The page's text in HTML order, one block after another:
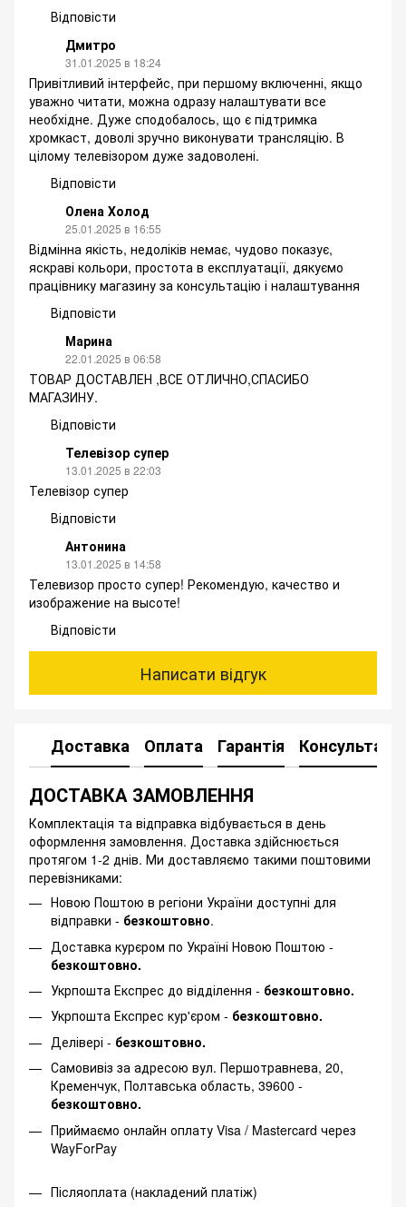
Відповісти
Дмитро
31.01.2025 в 18:24
Привітливий інтерфейс, при першому включенні, якщо
уважно читати, можна одразу налаштувати все
необхідне. Дуже сподобалось, що є підтримка
хромкаст, доволі зручно виконувати трансляцію. В
цілому телевізором дуже задоволені.
Відповісти
Олена Холод
25.01.2025 в 16:55
Відмінна якість, недоліків немає, чудово показує,
яскраві кольори, простота в експлуатації, дякуємо
працівнику магазину за консультацію і налаштування
Відповісти
Марина
22.01.2025 в 06:58
ТОВАР ДОСТАВЛЕН ,ВСЕ ОТЛИЧНО,СПАСИБО
МАГАЗИНУ.
Відповісти
Телевізор супер
13.01.2025 в 22:03
Телевізор супер
Відповісти
Антонина
13.01.2025 в 14:58
Телевизор просто супер! Рекомендую, качество и
изображение на высоте!
Відповісти
Написати відгук
Доставка Оплата Гарантія Консультація
ДОСТАВКА ЗАМОВЛЕННЯ
Комплектація та відправка відбувається в день
оформлення замовлення. Доставка здійснюється
протягом 1-2 днів. Ми доставляємо такими поштовими
перевізниками:
Новою Поштою в регіони України доступні для
відправки - безкоштовно.
Доставка курєром по Україні Новою Поштою -
безкоштовно.
Укрпошта Експрес до відділення - безкоштовно.
Укрпошта Експрес кур'єром - безкоштовно.
Делівері - безкоштовно.
Самовивіз за адресою вул. Першотравнева, 20,
Кременчук, Полтавська область, 39600 -
безкоштовно.
Приймаємо онлайн оплату Visa / Mastercard через
WayForPay
Післяоплата (накладений платіж)